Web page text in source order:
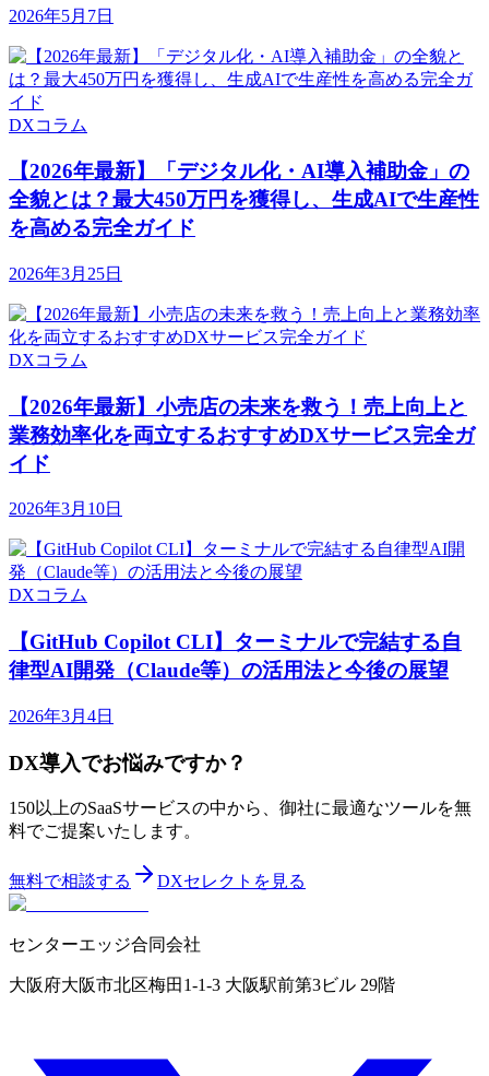
2026年5月7日
DXコラム
【2026年最新】「デジタル化・AI導入補助金」の
全貌とは？最大450万円を獲得し、生成AIで生産性
を高める完全ガイド
2026年3月25日
DXコラム
【2026年最新】小売店の未来を救う！売上向上と
業務効率化を両立するおすすめDXサービス完全ガ
イド
2026年3月10日
DXコラム
【GitHub Copilot CLI】ターミナルで完結する自
律型AI開発（Claude等）の活用法と今後の展望
2026年3月4日
DX導入でお悩みですか？
150以上のSaaSサービスの中から、御社に最適なツールを無
料でご提案いたします。
無料で相談する DXセレクトを見る
センターエッジ合同会社
大阪府大阪市北区梅田1-1-3 大阪駅前第3ビル 29階